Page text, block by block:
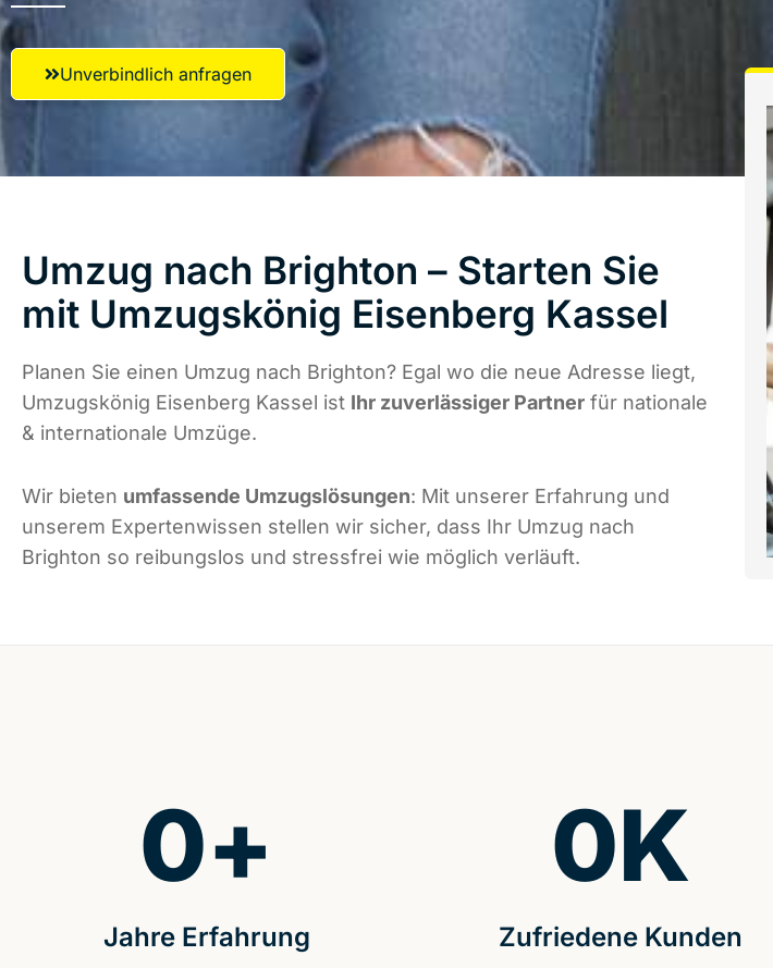
Unverbindlich anfragen
Umzug nach Brighton – Starten Sie
mit Umzugskönig Eisenberg Kassel
Planen Sie einen Umzug nach Brighton? Egal wo die neue Adresse liegt,
Umzugskönig Eisenberg Kassel ist Ihr zuverlässiger Partner für nationale
& internationale Umzüge.
Wir bieten umfassende Umzugslösungen: Mit unserer Erfahrung und
unserem Expertenwissen stellen wir sicher, dass Ihr Umzug nach
Brighton so reibungslos und stressfrei wie möglich verläuft.
Jahre Erfahrung
0+
Zufriedene Kunden
0K